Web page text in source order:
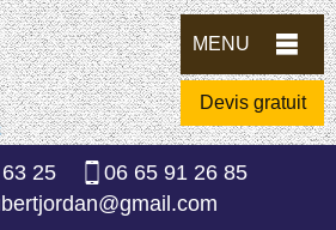
MENU
Devis gratuit
25
06 65 91 26 85